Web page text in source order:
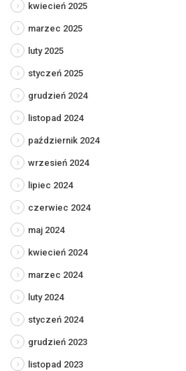
kwiecień 2025
marzec 2025
luty 2025
styczeń 2025
grudzień 2024
listopad 2024
październik 2024
wrzesień 2024
lipiec 2024
czerwiec 2024
maj 2024
kwiecień 2024
marzec 2024
luty 2024
styczeń 2024
grudzień 2023
listopad 2023